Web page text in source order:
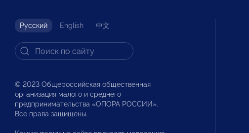
Русский English 中文
© 2023 Общероссийская общественная
организация малого и среднего
предпринимательства «ОПОРА РОССИИ».
Все права защищены.